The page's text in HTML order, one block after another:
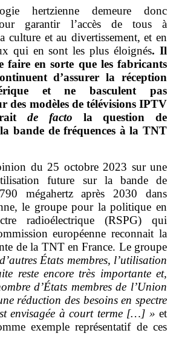
hertzienne demeure donc
garantir l’accès de tous à
culture et au divertissement, et en
qui en sont les plus éloignés. Il
faire en sorte que les fabricants
d’assurer la réception
et ne basculent pas
des modèles de télévisions IPTV
de facto la question de
bande de fréquences à la TNT
du 25 octobre 2023 sur une
future sur la bande de
mégahertz après 2030 dans
le groupe pour la politique en
radioélectrique (RSPG) qui
européenne reconnait la
de la TNT en France. Le groupe
États membres, l’utilisation
reste encore très importante et,
d’États membres de l’Union
réduction des besoins en spectre
envisagée à court terme […] » et
exemple représentatif de ces